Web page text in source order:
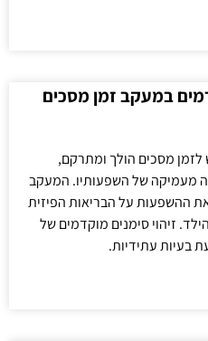
במעקב זמן מסכים
לזמן מסכים הולך ומתרקם,
מעמיקה של השפעותיו. המעקב
את ההשפעות על הבריאות הפיזית
זיהוי סימנים מוקדמים של
בעיות עתידיות.